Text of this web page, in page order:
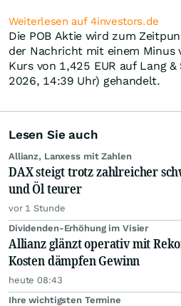
Weiterlesen auf 4investors.de
Die POB Aktie wird zum
der Nachricht mit einem Minus
Kurs von 1,425 EUR auf Lang
2026, 14:39 Uhr) gehandelt.
Lesen Sie auch
Allianz, Lanxess mit Zahlen
DAX steigt trotz zahlreicher
und Öl teurer
vor 1 Stunde
Dividenden-Erhöhung im Visier
Allianz glänzt operativ mit
Kosten dämpfen Gewinn
heute 08:43
Ihre wichtigsten Termine